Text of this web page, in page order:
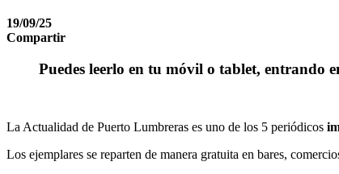
19/09/25
Compartir
Puedes leerlo en tu móvil o tablet, entrando
La Actualidad de Puerto Lumbreras es uno de los 5 periódicos
Los ejemplares se reparten de manera gratuita en bares,